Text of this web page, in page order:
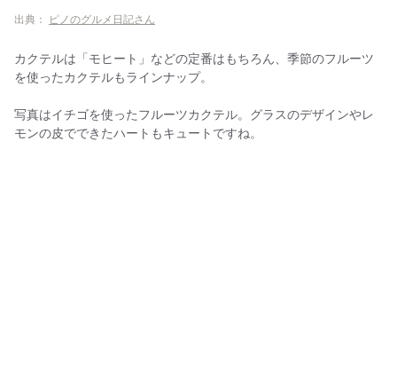
出典： ピノのグルメ日記さん
カクテルは「モヒート」などの定番はもちろん、季節のフルーツ
を使ったカクテルもラインナップ。
写真はイチゴを使ったフルーツカクテル。グラスのデザインやレ
モンの皮でできたハートもキュートですね。